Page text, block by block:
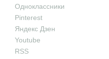
Одноклассники
Pinterest
Яндекс Дзен
Youtube
RSS